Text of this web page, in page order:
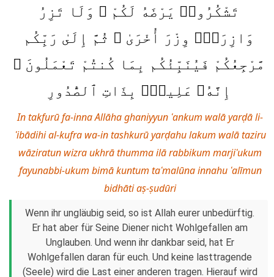
تَشْكُرُوا۟ يَرْضَهُ لَكُمْ ۗ وَلَا تَزِرُ
وَازِرَةٌۭ وِزْرَ أُخْرَىٰ ۗ ثُمَّ إِلَىٰ رَبِّكُم
مَّرْجِعُكُمْ فَيُنَبِّئُكُم بِمَا كُنتُمْ تَعْمَلُونَ ۚ
إِنَّهُۥ عَلِيمٌۢ بِذَاتِ ٱلصُّدُورِ
In takfurū fa-inna Allāha ghaniyyun ʿankum walā yarḍā li-
ʿibādihi al-kufra wa-in tashkurū yarḍahu lakum walā taziru
wāziratun wizra ukhrā thumma ilā rabbikum marjiʿukum
fayunabbi-ukum bimā kuntum taʿmalūna innahu ʿalīmun
bidhāti aṣ-ṣudūri
Wenn ihr ungläubig seid, so ist Allah eurer unbedürftig.
Er hat aber für Seine Diener nicht Wohlgefallen am
Unglauben. Und wenn ihr dankbar seid, hat Er
Wohlgefallen daran für euch. Und keine lasttragende
(Seele) wird die Last einer anderen tragen. Hierauf wird